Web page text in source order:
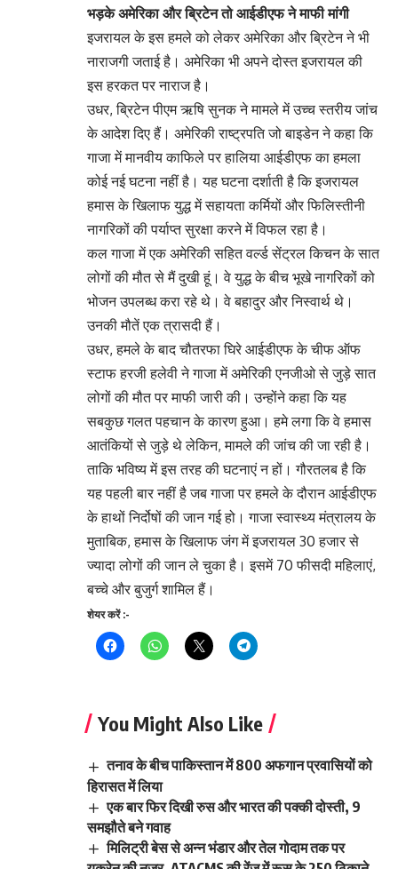
भड़के अमेरिका और ब्रिटेन तो आईडीएफ ने माफी मांगी
इजरायल के इस हमले को लेकर अमेरिका और ब्रिटेन ने भी
नाराजगी जताई है। अमेरिका भी अपने दोस्त इजरायल की
इस हरकत पर नाराज है।
उधर, ब्रिटेन पीएम ऋषि सुनक ने मामले में उच्च स्तरीय जांच
के आदेश दिए हैं। अमेरिकी राष्ट्रपति जो बाइडेन ने कहा कि
गाजा में मानवीय काफिले पर हालिया आईडीएफ का हमला
कोई नई घटना नहीं है। यह घटना दर्शाती है कि इजरायल
हमास के खिलाफ युद्ध में सहायता कर्मियों और फिलिस्तीनी
नागरिकों की पर्याप्त सुरक्षा करने में विफल रहा है।
कल गाजा में एक अमेरिकी सहित वर्ल्ड सेंट्रल किचन के सात
लोगों की मौत से मैं दुखी हूं। वे युद्ध के बीच भूखे नागरिकों को
भोजन उपलब्ध करा रहे थे। वे बहादुर और निस्वार्थ थे।
उनकी मौतें एक त्रासदी हैं।
उधर, हमले के बाद चौतरफा घिरे आईडीएफ के चीफ ऑफ
स्टाफ हरजी हलेवी ने गाजा में अमेरिकी एनजीओ से जुड़े सात
लोगों की मौत पर माफी जारी की। उन्होंने कहा कि यह
सबकुछ गलत पहचान के कारण हुआ। हमे लगा कि वे हमास
आतंकियों से जुड़े थे लेकिन, मामले की जांच की जा रही है।
ताकि भविष्य में इस तरह की घटनाएं न हों। गौरतलब है कि
यह पहली बार नहीं है जब गाजा पर हमले के दौरान आईडीएफ
के हाथों निर्दोषों की जान गई हो। गाजा स्वास्थ्य मंत्रालय के
मुताबिक, हमास के खिलाफ जंग में इजरायल 30 हजार से
ज्यादा लोगों की जान ले चुका है। इसमें 70 फीसदी महिलाएं,
बच्चे और बुजुर्ग शामिल हैं।
शेयर करें :-
You Might Also Like
तनाव के बीच पाकिस्तान में 800 अफगान प्रवासियों को
हिरासत में लिया
एक बार फिर दिखी रुस और भारत की पक्की दोस्ती, 9
समझौते बने गवाह
मिलिट्री बेस से अन्न भंडार और तेल गोदाम तक पर